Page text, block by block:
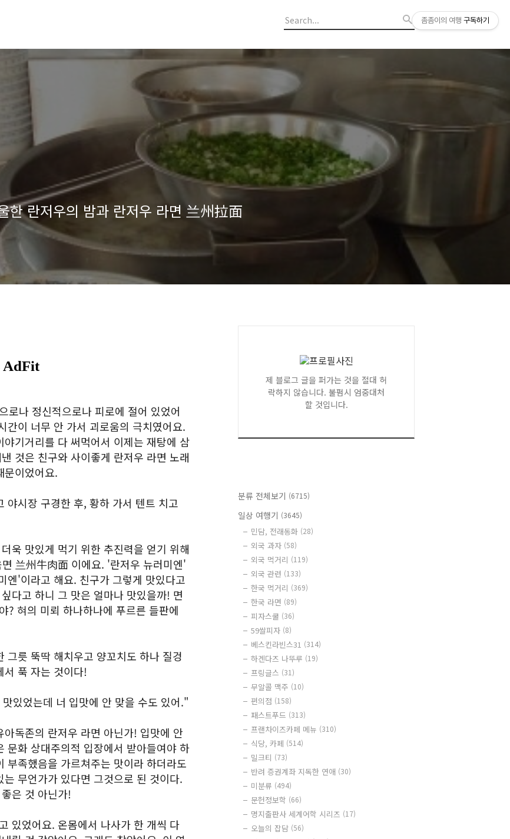
한 란저우의 밤과 란저우 라면 兰州拉面
로나 정신적으로나 피로에 절어 있었어
간이 너무 안 가서 괴로움의 극치였어요.
기거리를 다 써먹어서 이제는 재탕에 삼
것은 친구와 사이좋게 란저우 라면 노래
문이었어요.
야시장 구경한 후, 황하 가서 텐트 치고
욱 맛있게 먹기 위한 추진력을 얻기 위해
兰州牛肉面 이에요. '란저우 뉴러미엔'
엔'이라고 해요. 친구가 그렇게 맛있다고
다고 하니 그 맛은 얼마나 맛있을까! 면
? 혀의 미뢰 하나하나에 푸르른 들판에
그릇 뚝딱 해치우고 양꼬치도 하나 질겅
서 푹 자는 것이다!
있었는데 너 입맛에 안 맞을 수도 있어."
독존의 란저우 라면 아닌가! 입맛에 안
문화 상대주의적 입장에서 받아들여야 하
부족했음을 가르쳐주는 맛이라 하더라도
무언가가 있다면 그것으로 된 것이다.
은 것 아닌가!
있었어요. 온몸에서 나사가 한 개씩 다
제 블로그 글을 퍼가는 것을 절대 허
락하지 않습니다. 불펌시 엄중대처
할 것입니다.
분류 전체보기 (6715)
일상 여행기 (3645)
민담, 전래동화 (28)
외국 과자 (58)
외국 먹거리 (119)
외국 관련 (133)
한국 먹거리 (369)
한국 라면 (89)
피자스쿨 (36)
59쌀피자 (8)
베스킨라빈스31 (314)
하겐다즈 나뚜루 (19)
프링글스 (31)
무알콜 맥주 (10)
편의점 (158)
패스트푸드 (313)
프랜차이즈카페 메뉴 (310)
식당, 카페 (514)
밀크티 (73)
반려 증권계좌 지독한 연애 (30)
미분류 (494)
문헌정보학 (66)
명지출판사 세계어학 시리즈 (17)
오늘의 잡담 (56)
좀좀이의 여행 구독하기